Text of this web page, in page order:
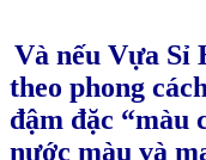
Và nếu Vựa Sỉ
theo phong
đậm đặc “màu
nước màu và